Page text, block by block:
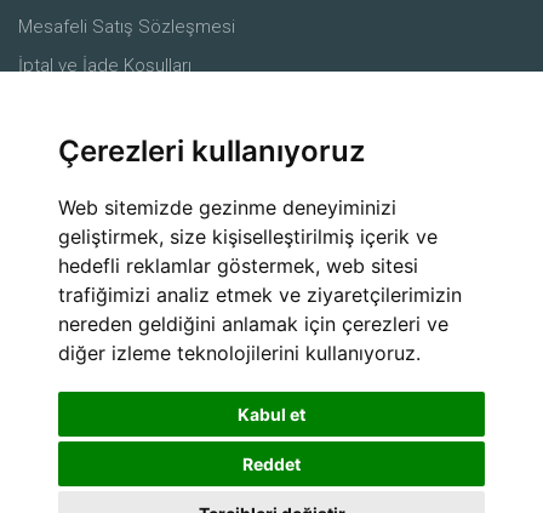
Çerezleri kullanıyoruz
Web sitemizde gezinme deneyiminizi
geliştirmek, size kişiselleştirilmiş içerik ve
hedefli reklamlar göstermek, web sitesi
trafiğimizi analiz etmek ve ziyaretçilerimizin
nereden geldiğini anlamak için çerezleri ve
diğer izleme teknolojilerini kullanıyoruz.
Kabul et
Reddet
Mesafeli Satış Sözleşmesi
İptal ve İade Koşulları
Ürünler
Ziraat mühendisleri
Alıcılar
Lojistik Firmaları
Sosyal Medya